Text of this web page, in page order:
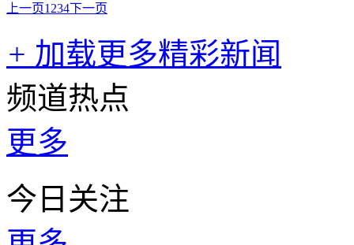
上一页1 234下一页
+ 加载更多精彩新闻
频道热点
更多
今日关注